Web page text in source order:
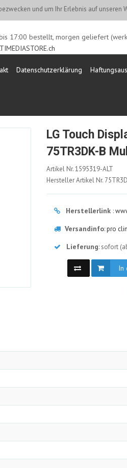
und um Ihr Erlebnis auf unseren
17:00 bestellt, morgen geliefert
Datenschutzerklärung
LG Touch
75TR3DK-B
1595319-
ALT
Artikel Nr.1595319-ALT
Hersteller Artikel Nr.
Herstellerlink :
Versandinfo:pro
Lieferung: sofort
In